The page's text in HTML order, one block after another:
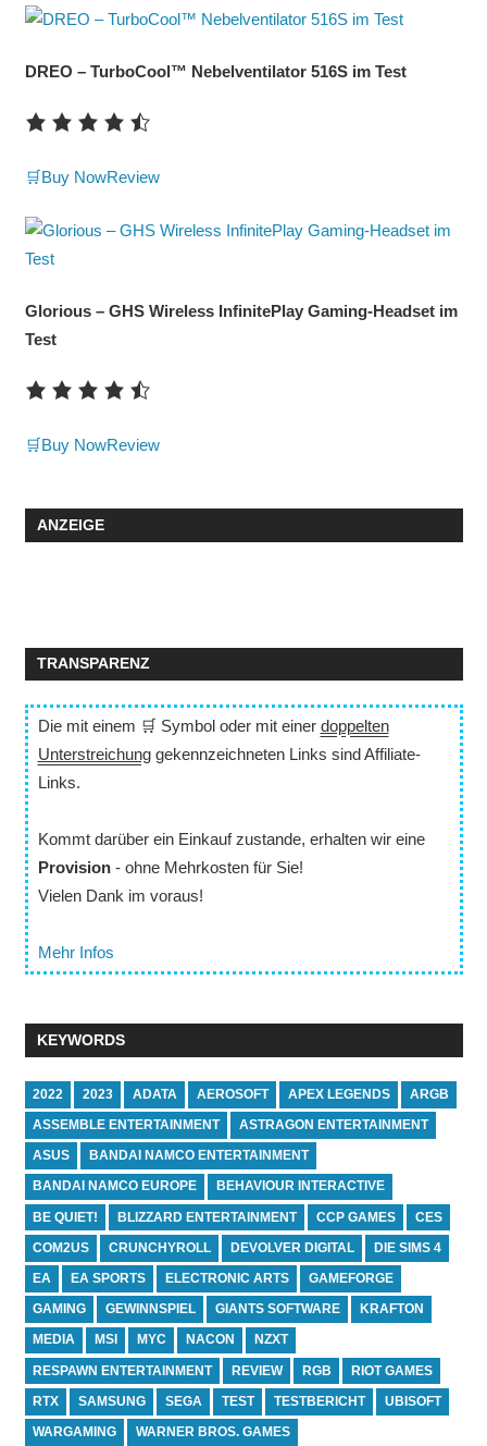
DREO – TurboCool™ Nebelventilator 516S im Test
🛒Buy NowReview
Glorious – GHS Wireless InfinitePlay Gaming-Headset im
Test
🛒Buy NowReview
ANZEIGE
TRANSPARENZ
Die mit einem 🛒 Symbol oder mit einer doppelten
Unterstreichunggekennzeichneten Links sind Affiliate-
Links.
Kommt darüber ein Einkauf zustande, erhalten wir eine
Provision- ohne Mehrkosten für Sie!
Vielen Dank im voraus!
Mehr Infos
KEYWORDS
2022 2023 ADATA AEROSOFT APEX LEGENDS ARGB
ASSEMBLE ENTERTAINMENT ASTRAGON ENTERTAINMENT
ASUS BANDAI NAMCO ENTERTAINMENT
BANDAI NAMCO EUROPE BEHAVIOUR INTERACTIVE
BE QUIET! BLIZZARD ENTERTAINMENT CCP GAMES CES
COM2US CRUNCHYROLL DEVOLVER DIGITAL DIE SIMS 4
EA EA SPORTS ELECTRONIC ARTS GAMEFORGE
GAMING GEWINNSPIEL GIANTS SOFTWARE KRAFTON
MEDIA MSI MYC NACON NZXT
RESPAWN ENTERTAINMENT REVIEW RGB RIOT GAMES
RTX SAMSUNG SEGA TEST TESTBERICHT UBISOFT
WARGAMING WARNER BROS. GAMES